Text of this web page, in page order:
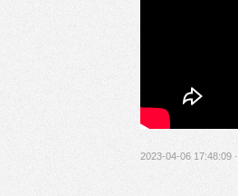
2023-04-06 17:48:09 ·